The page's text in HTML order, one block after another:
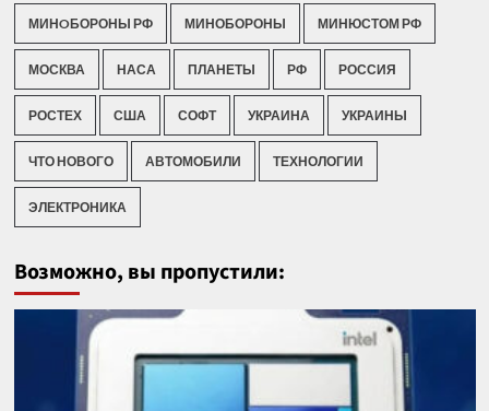
МИНOБОРОНЫ РФ МИНОБОРОНЫ МИНЮСТОМ РФ
МОСКВА НАСА ПЛАНЕТЫ РФ РОССИЯ
РОСТЕХ США СОФТ УКРАИНА УКРАИНЫ
ЧТО НОВОГО АВТОМОБИЛИ ТЕХНОЛОГИИ
ЭЛЕКТРОНИКА
Возможно, вы пропустили: